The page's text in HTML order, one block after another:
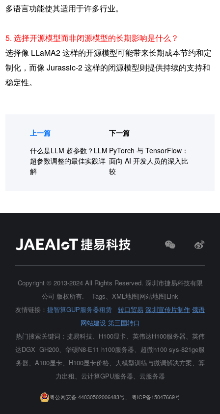
多语言功能使其适用于许多行业。
5. 选择开源模型而非闭源模型的长期影响是什么？
选择像 LLaMA2 这样的开源模型可能带来长期成本节约和定
制化，而像 Jurassic-2 这样的闭源模型则提供持续的支持和
稳定性。
上一篇
什么是LLM 超参数？LLM
超参数调整的最佳实践详
解
下一篇
PyTorch 与 TensorFlow：
面向 AI 开发人员的深入比
较
Copyright © 2013-2024 All Rights Reserved. 深圳市捷易科技有限
公司 版权所有. Tags、 XML地图|网站地图|Link
友情链接： 捷智算GUP服务器租赁 转口贸易 深圳宣传片制作 俄语
网站建设 第三国转口
热门搜索关键词：捷易科技、H100显卡、 英伟达H100服务器、英伟
达DGX GH200、华硕N8-E11 h100服务器、超微h100 sys-821ge服
务器、A100显卡、H100显卡价格、大模型训练与微调解决方案、算
力出租、云计算GPU服务器、云服务器
粤公网安备 44030502006483号、 粤ICP备15047669号